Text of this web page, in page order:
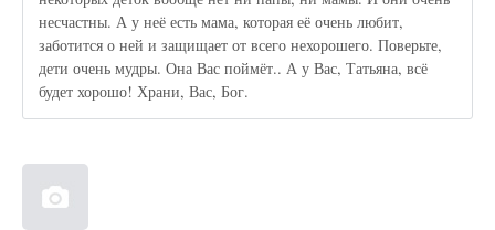
несчастны. А у неё есть мама, которая её очень любит,
заботится о ней и защищает от всего нехорошего. Поверьте,
дети очень мудры. Она Вас поймёт.. А у Вас, Татьяна, всё
будет хорошо! Храни, Вас, Бог.